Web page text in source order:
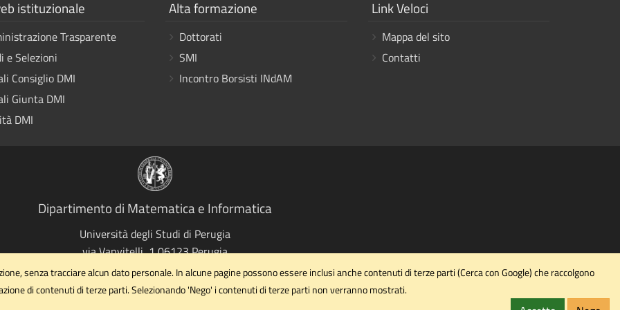
istituzionale
Trasparente
e Selezioni
Consiglio DMI
Giunta DMI
DMI
Mostra
link
Alta formazione
Dottorati
SMI
Incontro Borsisti INdAM
Mostra
link
Link Veloci
Mappa del sito
Contatti
Dipartimento di Matematica e Informatica
Università degli Studi di Perugia
via Vanvitelli, 1 06123 Perugia
Email
dipartimento.dmi@unipg.it
PECdipartimento.dmi@cert.unipg.it
senza tracciare alcun dato personale. In alcune pagine possono essere inclusi anche contenuti di terze parti (Cerca con Google) che raccolgono
di contenuti di terze parti. Selezionando 'Nego' i contenuti di terze parti non verranno mostrati.